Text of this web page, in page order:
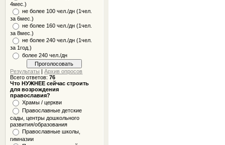
4мес.)
не более 100 чел./дн (1чел.
за 6мес.)
не более 160 чел./дн (1чел.
за 8мес.)
не более 240 чел./дн (1чел.
за 1год.)
более 240 чел./дн
Результаты |Архив опросов
Всего ответов:76
Что НУЖНЕЕ сейчас строить
для возрождения
православия?
Храмы / церкви
Православные детские
сады, центры дошкольного
развития/образования
Православные школы,
гимназии